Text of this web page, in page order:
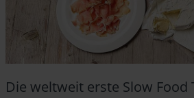
Die weltweit erste Slow Food